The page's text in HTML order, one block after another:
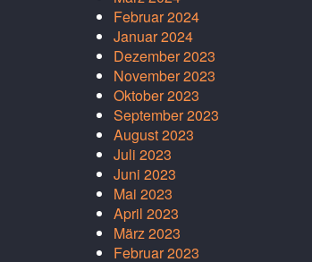
Februar 2024
Januar 2024
Dezember 2023
November 2023
Oktober 2023
September 2023
August 2023
Juli 2023
Juni 2023
Mai 2023
April 2023
März 2023
Februar 2023